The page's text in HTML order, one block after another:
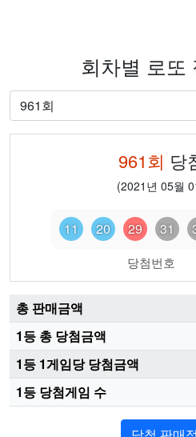
회차별 로또
961회 당
(2021년 05월
당첨번호
11 20 29 31
총 판매금액
1등 총 당첨금액
1등 1게임당 당첨금액
1등 당첨게임 수